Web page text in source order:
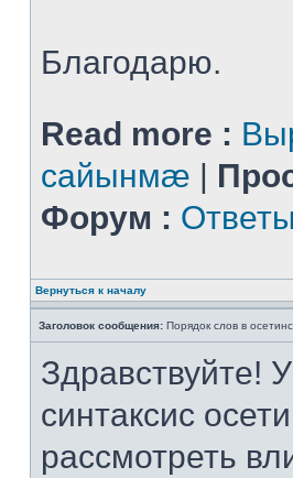
Благодарю.
Read more :
сайынмæ |
Форум :
Вернуться к началу
Заголовок сообщения: Порядок слов в
Здравствуйте!
синтаксис
рассмотреть